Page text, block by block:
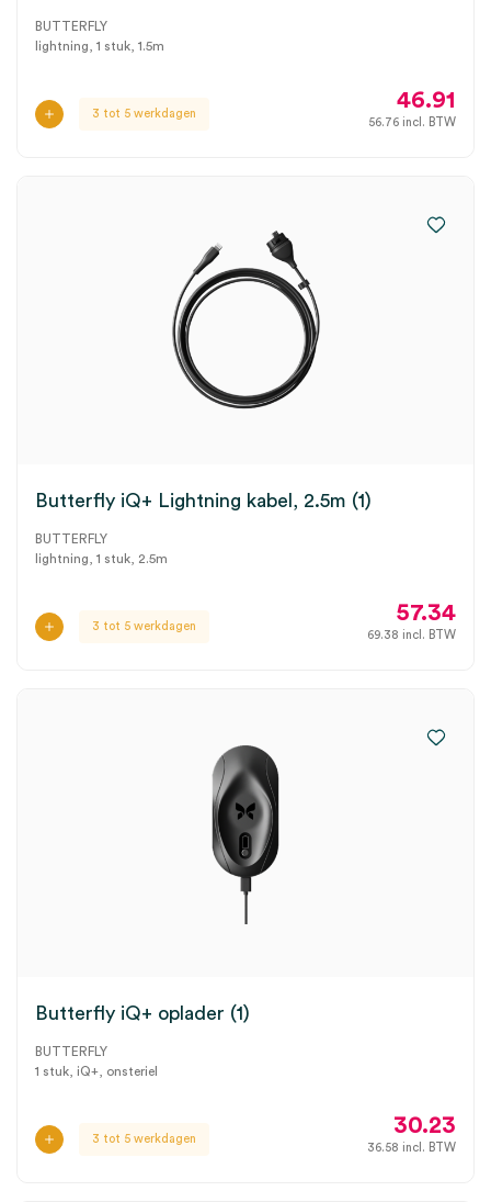
BUTTERFLY
lightning, 1 stuk, 1.5m
3 tot 5 werkdagen
46.91
56.76 incl. BTW
Butterfly iQ+ Lightning kabel, 2.5m (1)
BUTTERFLY
lightning, 1 stuk, 2.5m
3 tot 5 werkdagen
57.34
69.38 incl. BTW
Butterfly iQ+ oplader (1)
BUTTERFLY
1 stuk, iQ+, onsteriel
3 tot 5 werkdagen
30.23
36.58 incl. BTW